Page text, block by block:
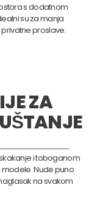
s dodatnom
su za manja
proslave.
ZA
i toboganom
Nude puno
na svakom